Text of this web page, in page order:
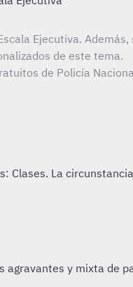
Ejecutiva. Además,
de este tema.
de Policía
agravantes y mixta de